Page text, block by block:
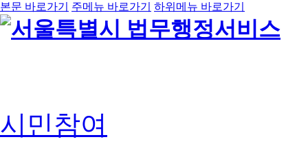
본문 바로가기 주메뉴 바로가기 하위메뉴 바로가기
시민참여